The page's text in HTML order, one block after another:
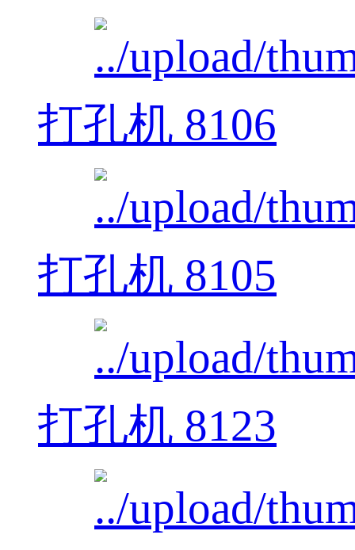
打孔机 8106
打孔机 8105
打孔机 8123